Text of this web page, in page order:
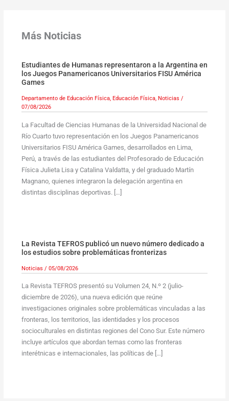
Más Noticias
Estudiantes de Humanas representaron a la Argentina en
los Juegos Panamericanos Universitarios FISU América
Games
Departamento de Educación Física, Educación Física, Noticias /
07/08/2026
La Facultad de Ciencias Humanas de la Universidad Nacional de
Río Cuarto tuvo representación en los Juegos Panamericanos
Universitarios FISU América Games, desarrollados en Lima,
Perú, a través de las estudiantes del Profesorado de Educación
Física Julieta Lisa y Catalina Valdatta, y del graduado Martín
Magnano, quienes integraron la delegación argentina en
distintas disciplinas deportivas. […]
La Revista TEFROS publicó un nuevo número dedicado a
los estudios sobre problemáticas fronterizas
Noticias / 05/08/2026
La Revista TEFROS presentó su Volumen 24, N.º 2 (julio-
diciembre de 2026), una nueva edición que reúne
investigaciones originales sobre problemáticas vinculadas a las
fronteras, los territorios, las identidades y los procesos
socioculturales en distintas regiones del Cono Sur. Este número
incluye artículos que abordan temas como las fronteras
interétnicas e internacionales, las políticas de […]